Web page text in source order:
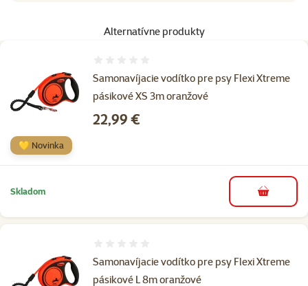
Alternatívne produkty
Samonavíjacie vodítko pre psy Flexi Xtreme
pásikové XS 3m oranžové
Cena
22,99 €
💛 Novinka
Skladom do košíka
Samonavíjacie vodítko pre psy Flexi Xtreme
pásikové L 8m oranžové